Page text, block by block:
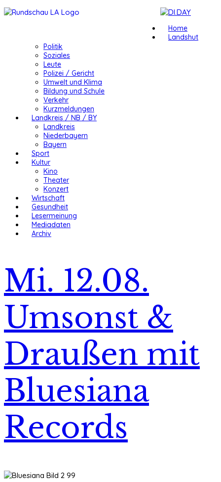
Home
Landshut
Politik
Soziales
Leute
Polizei / Gericht
Umwelt und Klima
Bildung und Schule
Verkehr
Kurzmeldungen
Landkreis / NB / BY
Landkreis
Niederbayern
Bayern
Sport
Kultur
Kino
Theater
Konzert
Wirtschaft
Gesundheit
Lesermeinung
Mediadaten
Archiv
Mi. 12.08.
Umsonst &
Draußen mit
Bluesiana
Records